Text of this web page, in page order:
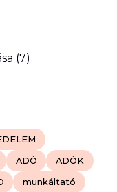
(7)
ADÓ ADÓK
munkáltató